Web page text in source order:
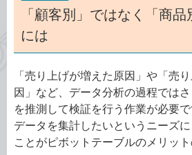
「顧客別」ではなく「商
には
「売り上げが増えた原因」や「売
因」など、データ分析の過程では
を推測して検証を行う作業が必要
データを集計したいというニーズ
ことがピボットテーブルのメリット